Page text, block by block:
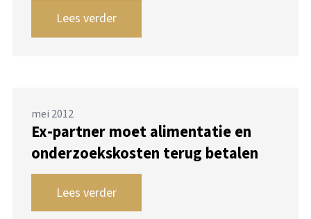
Lees verder
mei 2012
Ex-partner moet alimentatie en
onderzoekskosten terug betalen
Lees verder